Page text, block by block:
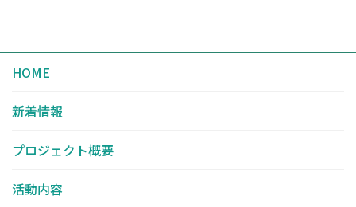
HOME
新着情報
プロジェクト概要
活動内容